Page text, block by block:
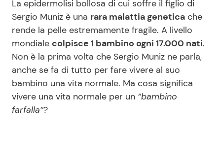
Moda e Style
Mondo Mamma
News benessere
Salute
Dolci
Le Ricette in TV
Primi Piatti
Ricette Facili e Veloci
La epidermolisi bollosa di cui soffre il figlio di
Sergio Muniz è una rara malattia genetica che
rende la pelle estremamente fragile. A livello
mondiale colpisce 1 bambino ogni 17.000 nati.
Non è la prima volta che Sergio Muniz ne parla,
anche se fa di tutto per fare vivere al suo
bambino una vita normale. Ma cosa significa
vivere una vita normale per un “bambino
farfalla”?